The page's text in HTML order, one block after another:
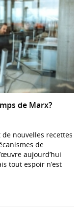
de Marx?
nouvelles recettes
de
aujourd’hui
tout espoir n’est